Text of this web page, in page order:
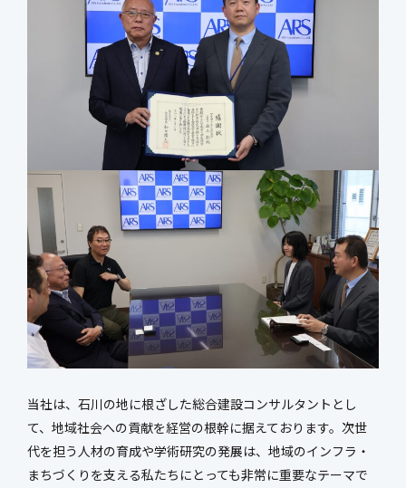
当社は、石川の地に根ざした総合建設コンサルタントとし
て、地域社会への貢献を経営の根幹に据えております。次世
代を担う人材の育成や学術研究の発展は、地域のインフラ・
まちづくりを支える私たちにとっても非常に重要なテーマで